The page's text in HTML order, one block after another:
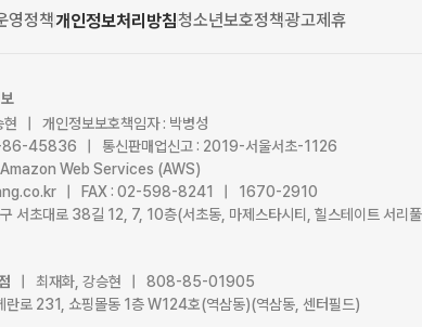
영정책개인정보처리방침청소년보호정책광고제휴
현 | 개인정보보호책임자 : 박병성
86-45836 | 통신판매업신고 : 2019-서울서초-1126
Amazon Web Services (AWS)
| FAX : 02-598-8241 | 1670-2910
서초대로 38길 12, 7, 10층(서초동, 마제스타시티, 힐스테이트 서리
| 최재화, 강승현 | 808-85-01905
란로 231, 쇼핑몰동 1층 W124호(역삼동)(역삼동, 센터필드)